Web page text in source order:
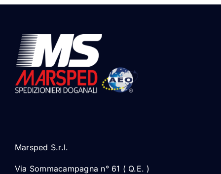
Marsped S.r.l.
Via Sommacampagna n° 61 ( Q.E. )